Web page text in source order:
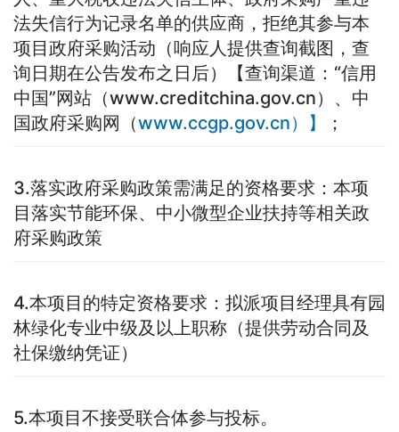
法失信行为记录名单的供应商，拒绝其参与本
项目政府采购活动（响应人提供查询截图，查
询日期在公告发布之日后）【查询渠道：“信用
中国”网站（www.creditchina.gov.cn）、中
国政府采购网（www.ccgp.gov.cn）】 ；
3.落实政府采购政策需满足的资格要求：本项
目落实节能环保、中小微型企业扶持等相关政
府采购政策
4.本项目的特定资格要求：拟派项目经理具有园
林绿化专业中级及以上职称（提供劳动合同及
社保缴纳凭证）
5.本项目不接受联合体参与投标。